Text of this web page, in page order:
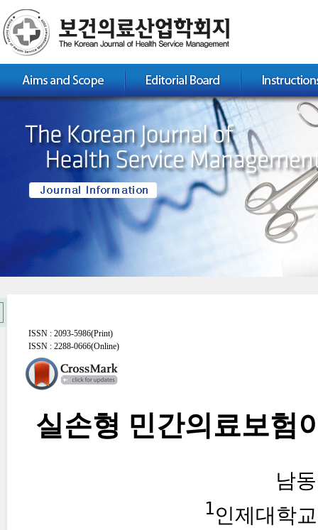
ISSN : 2093-5986(Print)
ISSN : 2288-0666(Online)
실손형 민간의료보험
남
1인제대학